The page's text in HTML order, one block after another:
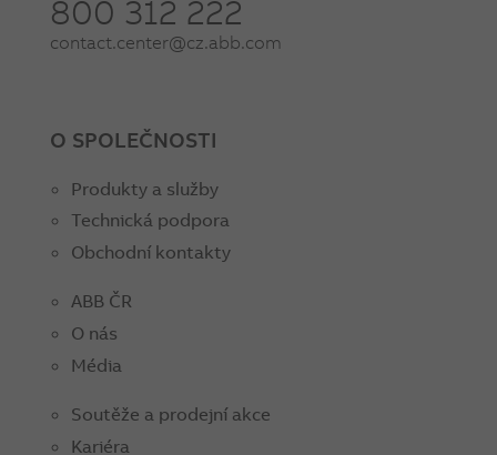
800 312 222
contact.center@cz.abb.com
O SPOLEČNOSTI
Produkty a služby
Technická podpora
Obchodní kontakty
ABB ČR
O nás
Média
Soutěže a prodejní akce
Kariéra